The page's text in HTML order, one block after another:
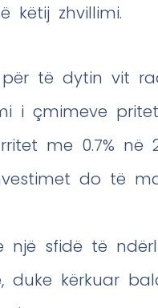
këtij zhvillimi.
të dytin vit
i çmimeve
me 0.7% në
do të
një sfidë të
duke kërkuar